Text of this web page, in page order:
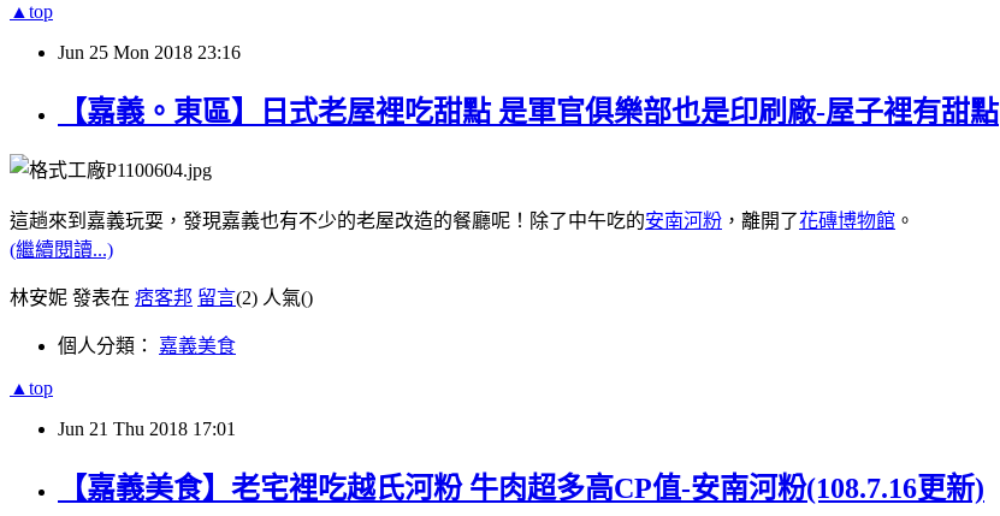
▲top
Jun 25 Mon 2018 23:16
【嘉義。東區】日式老屋裡吃甜點 是軍官俱樂部也是印刷廠-屋子裡有甜點
這趟來到嘉義玩耍，發現嘉義也有不少的老屋改造的餐廳呢！除了中午吃的安南河粉 ，離開了花磚博物館 。
(繼續閱讀...)
林安妮 發表在 痞客邦 留言(2) 人氣()
個人分類： 嘉義美食
▲top
Jun 21 Thu 2018 17:01
【嘉義美食】老宅裡吃越氏河粉 牛肉超多高CP值-安南河粉(108.7.16更新)